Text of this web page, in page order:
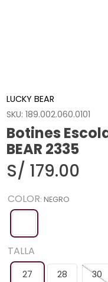
LUCKY BEAR
SKU:189.002.060.0101
Botines
BEAR 2335
S/ 179.00
COLOR: NEGRO
TALLA
27 28 30